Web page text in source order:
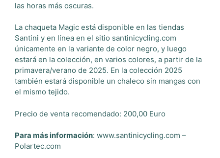
las horas más oscuras.
La chaqueta Magic está disponible en las tiendas
Santini y en línea en el sitio santinicycling.com
únicamente en la variante de color negro, y luego
estará en la colección, en varios colores, a partir de la
primavera/verano de 2025. En la colección 2025
también estará disponible un chaleco sin mangas con
el mismo tejido.
Precio de venta recomendado: 200,00 Euro
Para más información: www.santinicycling.com –
Polartec.com